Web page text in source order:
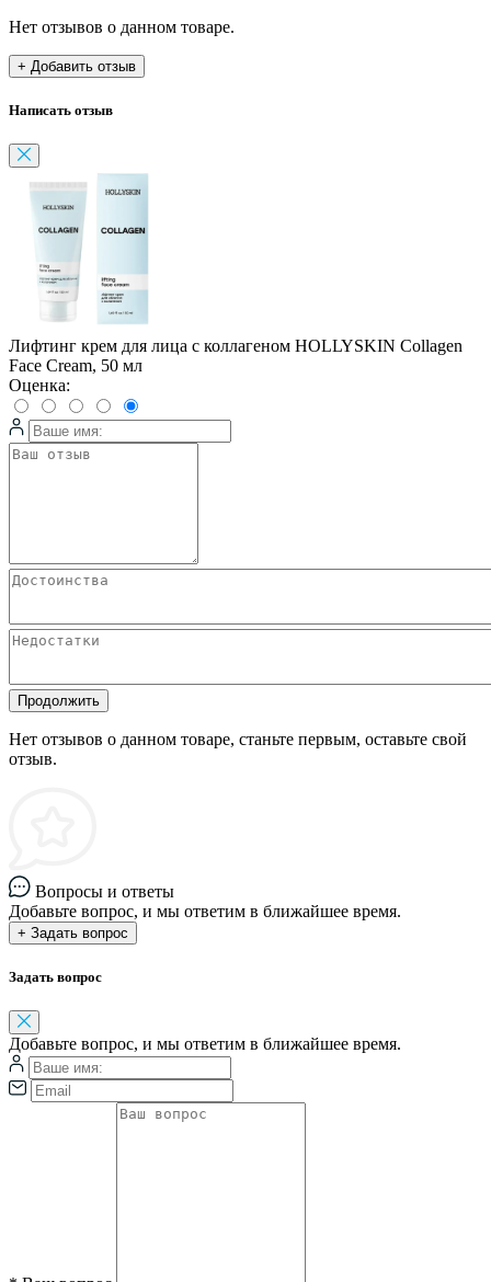
Нет отзывов о данном товаре.
+ Добавить отзыв
Написать отзыв
Лифтинг крем для лица с коллагеном HOLLYSKIN Collagen
Face Cream, 50 мл
Оценка:
Продолжить
Нет отзывов о данном товаре, станьте первым, оставьте свой
отзыв.
Вопросы и ответы
Добавьте вопрос, и мы ответим в ближайшее время.
+ Задать вопрос
Задать вопрос
Добавьте вопрос, и мы ответим в ближайшее время.